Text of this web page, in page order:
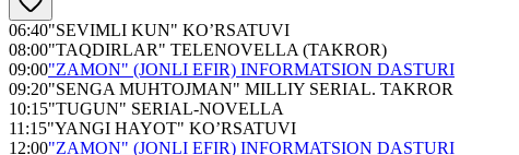
06:40"SEVIMLI KUN" KO’RSATUVI
08:00"TAQDIRLAR" TELENOVELLA (TAKROR)
09:00"ZAMON" (JONLI EFIR) INFORMATSION DASTURI
09:20"SENGA MUHTOJMAN" MILLIY SERIAL. TAKROR
10:15"TUGUN" SERIAL-NOVELLA
11:15"YANGI HAYOT" KO’RSATUVI
12:00"ZAMON" (JONLI EFIR) INFORMATSION DASTURI